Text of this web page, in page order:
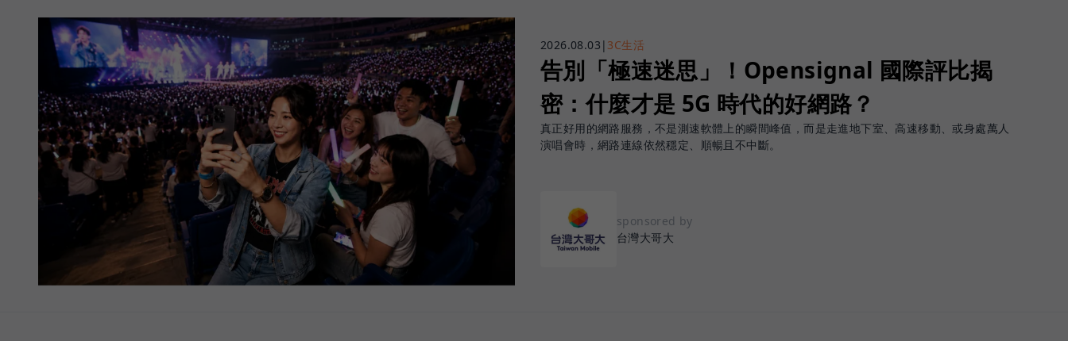
2026.08.03 | 3C生活
告別「極速迷思」！Opensignal 國際評比揭
密：什麼才是 5G 時代的好網路？
真正好用的網路服務，不是測速軟體上的瞬間峰值，而是走進地下室、高速移動、或身處萬人
演唱會時，網路連線依然穩定、順暢且不中斷。
sponsored by
台灣大哥大